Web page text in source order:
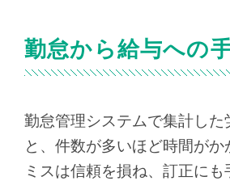
勤怠から給与への
勤怠管理システムで集計し
と、件数が多いほど時間が
ミスは信頼を損ね、訂正に